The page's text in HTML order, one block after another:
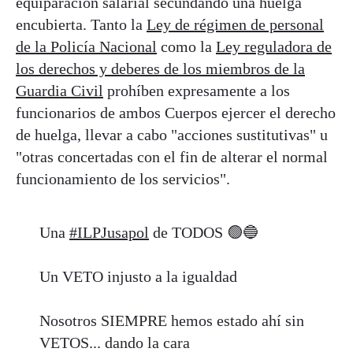
encubierta. Tanto la Ley de régimen de personal
de la Policía Nacional como la Ley reguladora de
los derechos y deberes de los miembros de la
Guardia Civil prohíben expresamente a los
funcionarios de ambos Cuerpos ejercer el derecho
de huelga, llevar a cabo "acciones sustitutivas" u
"otras concertadas con el fin de alterar el normal
funcionamiento de los servicios".
Una #ILPJusapol de TODOS 🟢🔵
Un VETO injusto a la igualdad
Nosotros SIEMPRE hemos estado ahí sin
VETOS... dando la cara